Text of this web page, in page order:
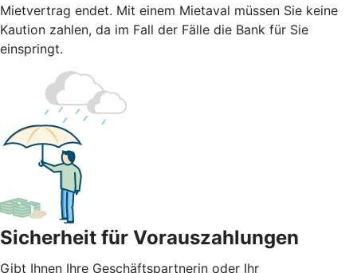
Mietvertrag endet. Mit einem Mietaval müssen Sie keine
Kaution zahlen, da im Fall der Fälle die Bank für Sie
einspringt.
Sicherheit für Vorauszahlungen
Gibt Ihnen Ihre Geschäftspartnerin oder Ihr